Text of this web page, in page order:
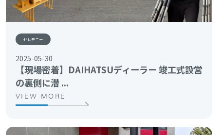
セレモニー
2025-05-30
【現場密着】DAIHATSUディーラー 竣工式設営
の裏側に潜 ...
VIEW MORE